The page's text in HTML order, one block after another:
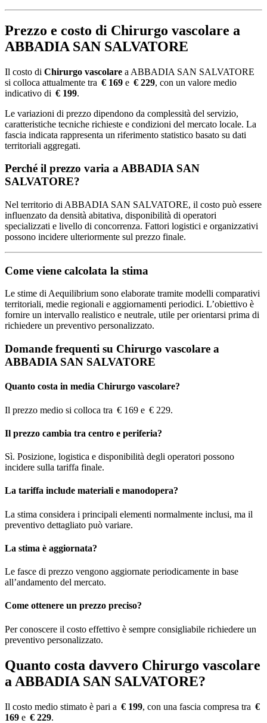
Prezzo e costo di Chirurgo vascolare a
ABBADIA SAN SALVATORE
Il costo di Chirurgo vascolare a ABBADIA SAN SALVATORE
si colloca attualmente tra € 169 e € 229, con un valore medio
indicativo di € 199.
Le variazioni di prezzo dipendono da complessità del servizio,
caratteristiche tecniche richieste e condizioni del mercato locale. La
fascia indicata rappresenta un riferimento statistico basato su dati
territoriali aggregati.
Perché il prezzo varia a ABBADIA SAN
SALVATORE?
Nel territorio di ABBADIA SAN SALVATORE, il costo può essere
influenzato da densità abitativa, disponibilità di operatori
specializzati e livello di concorrenza. Fattori logistici e organizzativi
possono incidere ulteriormente sul prezzo finale.
Come viene calcolata la stima
Le stime di Aequilibrium sono elaborate tramite modelli comparativi
territoriali, medie regionali e aggiornamenti periodici. L’obiettivo è
fornire un intervallo realistico e neutrale, utile per orientarsi prima di
richiedere un preventivo personalizzato.
Domande frequenti su Chirurgo vascolare a
ABBADIA SAN SALVATORE
Quanto costa in media Chirurgo vascolare?
Il prezzo medio si colloca tra € 169 e € 229.
Il prezzo cambia tra centro e periferia?
Sì. Posizione, logistica e disponibilità degli operatori possono
incidere sulla tariffa finale.
La tariffa include materiali e manodopera?
La stima considera i principali elementi normalmente inclusi, ma il
preventivo dettagliato può variare.
La stima è aggiornata?
Le fasce di prezzo vengono aggiornate periodicamente in base
all’andamento del mercato.
Come ottenere un prezzo preciso?
Per conoscere il costo effettivo è sempre consigliabile richiedere un
preventivo personalizzato.
Quanto costa davvero Chirurgo vascolare
a ABBADIA SAN SALVATORE?
Il costo medio stimato è pari a € 199, con una fascia compresa tra €
169 e € 229.